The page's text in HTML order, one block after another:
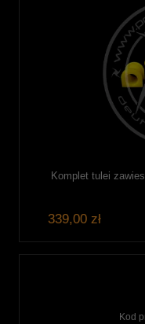
Komplet tulei
339,00 zł
Kod